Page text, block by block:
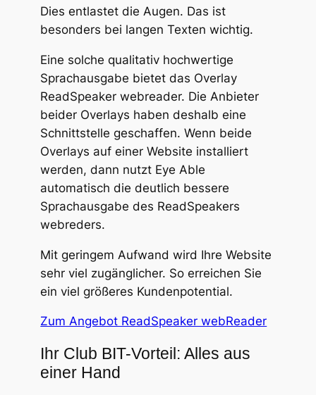
Dies entlastet die Augen. Das ist
besonders bei langen Texten wichtig.
Eine solche qualitativ hochwertige
Sprachausgabe bietet das Overlay
ReadSpeaker webreader. Die Anbieter
beider Overlays haben deshalb eine
Schnittstelle geschaffen. Wenn beide
Overlays auf einer Website installiert
werden, dann nutzt Eye Able
automatisch die deutlich bessere
Sprachausgabe des ReadSpeakers
webreders.
Mit geringem Aufwand wird Ihre Website
sehr viel zugänglicher. So erreichen Sie
ein viel größeres Kundenpotential.
Zum Angebot ReadSpeaker webReader
Ihr Club BIT-Vorteil: Alles aus
einer Hand